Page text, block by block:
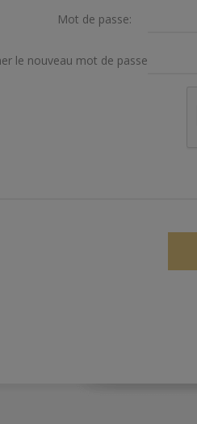
Mot de passe:
le nouveau mot de passe: